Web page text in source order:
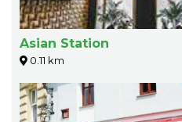
Asian Station
0.11 km